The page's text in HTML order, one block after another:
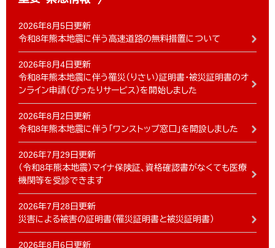
2026年8月5日更新
令和8年熊本地震に伴う高速道路の無料措置について
2026年8月4日更新
令和8年熊本地震に伴う罹災（りさい）証明書・被災証明書のオ
ンライン申請（ぴったりサービス）を開始しました
2026年8月2日更新
令和8年熊本地震に伴う「ワンストップ窓口」を開設しました
2026年7月29日更新
（令和8年熊本地震）マイナ保険証、資格確認書がなくても医療
機関等を受診できます
2026年7月28日更新
災害による被害の証明書（罹災証明書と被災証明書）
2026年8月6日更新